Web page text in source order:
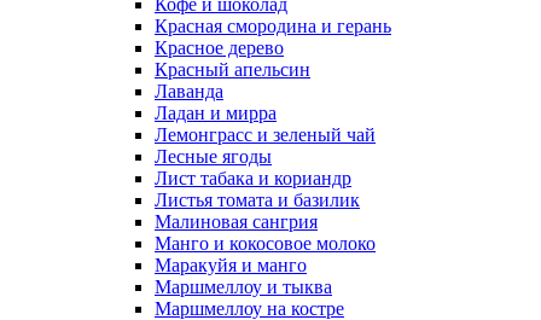
Кофе и шоколад
Красная смородина и герань
Красное дерево
Красный апельсин
Лаванда
Ладан и мирра
Лемонграсс и зеленый чай
Лесные ягоды
Лист табака и кориандр
Листья томата и базилик
Малиновая сангрия
Манго и кокосовое молоко
Маракуйя и манго
Маршмеллоу и тыква
Маршмеллоу на костре